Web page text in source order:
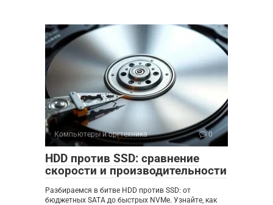
Компьютеры и оргтехника 0
HDD против SSD: сравнение
скорости и производительности
Разбираемся в битве HDD против SSD: от
бюджетных SATA до быстрых NVMe. Узнайте, как